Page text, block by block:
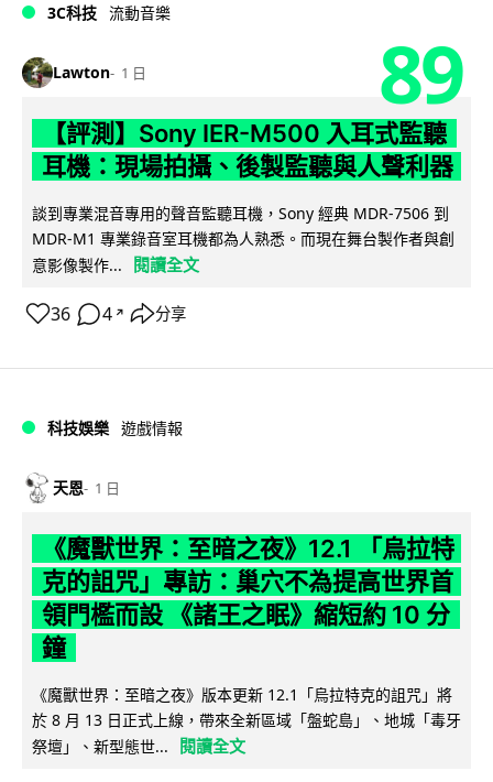
3C科技 流動音樂
Lawton 1 日 89
【評測】Sony IER-M500 入耳式監聽
耳機：現場拍攝、後製監聽與人聲利器
談到專業混音專用的聲音監聽耳機，Sony 經典 MDR-7506 到
MDR-M1 專業錄音室耳機都為人熟悉。而現在舞台製作者與創
意影像製作...
閱讀全文
36 4 ↗ 分享
科技娛樂 遊戲情報
天恩 1 日
《魔獸世界：至暗之夜》12.1 「烏拉特
克的詛咒」專訪：巢穴不為提高世界首
領門檻而設 《諸王之眠》縮短約 10 分
鐘
《魔獸世界：至暗之夜》版本更新 12.1「烏拉特克的詛咒」將
於 8 月 13 日正式上線，帶來全新區域「盤蛇島」、地城「毒牙
祭壇」、新型態世...
閱讀全文